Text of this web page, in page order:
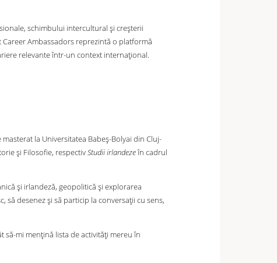
schimbului intercultural și creșterii
Ambassadors reprezintă o platformă
relevante într-un context internațional.
la Universitatea Babeș-Bolyai din Cluj-
și Filosofie, respectivStudii irlandezeîn cadrul
și irlandeză, geopolitică și explorarea
desenez și să particip la conversații cu sens,
să-mi mențină lista de activități mereu în